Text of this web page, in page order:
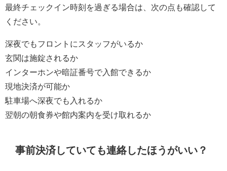
最終チェックイン時刻を過ぎる場合は、次の点も確認して
ください。
深夜でもフロントにスタッフがいるか
玄関は施錠されるか
インターホンや暗証番号で入館できるか
現地決済が可能か
駐車場へ深夜でも入れるか
翌朝の朝食券や館内案内を受け取れるか
事前決済していても連絡したほうがいい？